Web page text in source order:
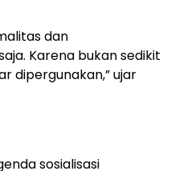
dan
Karena bukan sedikit
dipergunakan,” ujar
sosialisasi